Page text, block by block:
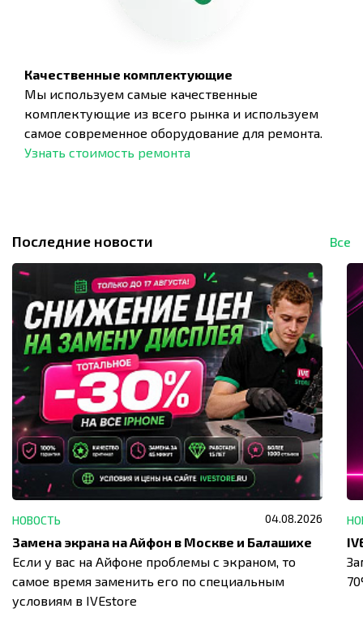
Качественные комплектующие
Мы используем самые качественные
комплектующие из всего рынка и используем
самое современное оборудование для ремонта.
Узнать стоимость ремонта
Последние новости Все
НОВОСТЬ 04.08.2026
Замена экрана на Айфон в Москве и Балашихе
Если у вас на Айфоне проблемы с экраном, то
самое время заменить его по специальным
условиям в IVEstore